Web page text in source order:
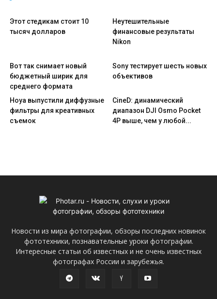
Этот стедикам стоит 10
тысяч долларов
Неутешительные
финансовые результаты
Nikon
Вот так снимает новый
бюджетный ширик для
среднего формата
Sony тестирует шесть новых
объективов
Hoya выпустили диффузные
фильтры для креативных
съемок
CineD: динамический
диапазон DJI Osmo Pocket
4P выше, чем у любой...
Новости из мира фотографии, обзоры последних новинок
фототехники, познавательные уроки фотографии.
Интересные статьи об известных и не очень известных
фотографах России и зарубежья.